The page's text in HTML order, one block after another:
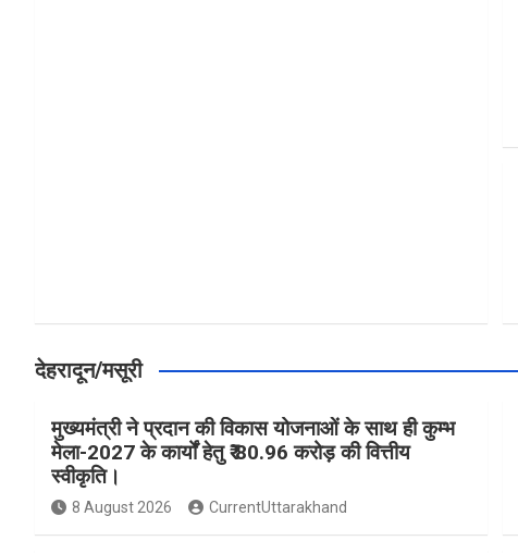
देहरादून/मसूरी
मुख्यमंत्री ने प्रदान की विकास योजनाओं के साथ ही कुम्भ
मेला-2027 के कार्यों हेतु ₹ 80.96 करोड़ की वित्तीय
स्वीकृति।
8 August 2026 CurrentUttarakhand